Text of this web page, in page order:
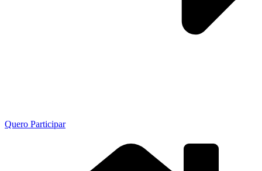
Quero Participar